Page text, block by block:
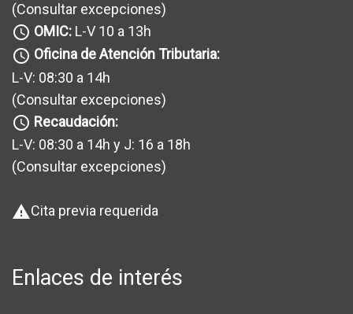
(Consultar excepciones)
query_builder OMIC: L-V 10 a 13h
query_builder Oficina de Atención Tributaria:
L-V: 08:30 a 14h
(Consultar excepciones)
query_builder Recaudación:
L-V: 08:30 a 14h y J: 16 a 18h
(Consultar excepciones)
warningCita previa requerida
Enlaces de interés